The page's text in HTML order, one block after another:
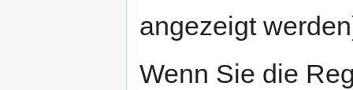
angezeigt
Wenn Sie die